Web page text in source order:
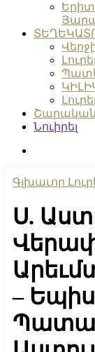
Նուիրել
Գլխաւոր
Ս.
–